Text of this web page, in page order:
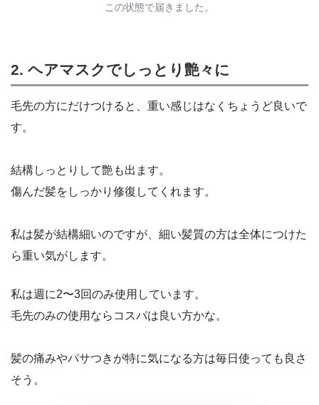
この状態で届きました。
2. ヘアマスクでしっとり艶々に
毛先の方にだけつけると、重い感じはなくちょうど良いで
す。
結構しっとりして艶も出ます。
傷んだ髪をしっかり修復してくれます。
私は髪が結構細いのですが、細い髪質の方は全体につけた
ら重い気がします。
私は週に2〜3回のみ使用しています。
毛先のみの使用ならコスパは良い方かな。
髪の痛みやパサつきが特に気になる方は毎日使っても良さ
そう。